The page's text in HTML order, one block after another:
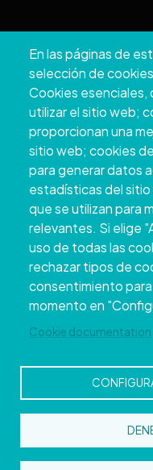
En las páginas de
selección de
Cookies esenciales,
utilizar el sitio web;
proporcionan una
sitio web; cookies
para generar datos
estadísticas del
que se utilizan para
relevantes. Si elige
uso de todas las
rechazar tipos de
consentimiento
momento en
Cookie documentation
+34 986
Copyright ©
Pontevedra.